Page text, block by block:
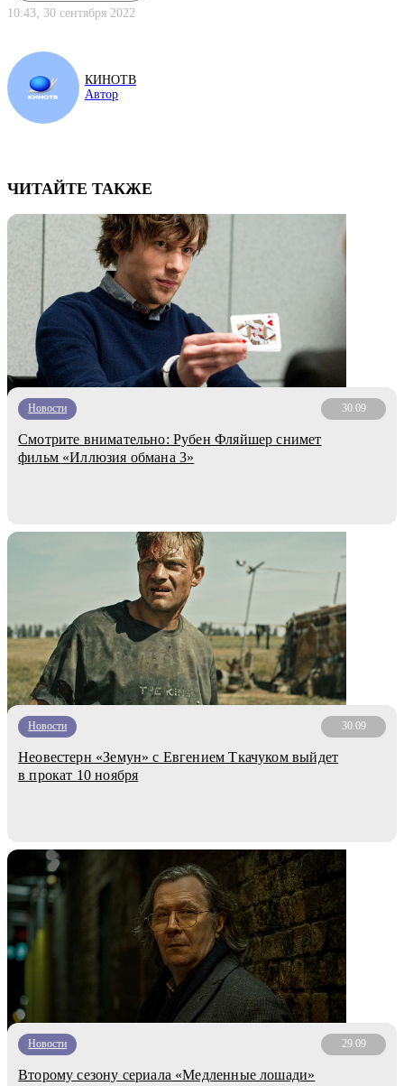
10:43, 30 сентября 2022
КИНОТВ
Автор
ЧИТАЙТЕ ТАКЖЕ
Новости 30.09
Смотрите внимательно: Рубен Фляйшер снимет
фильм «Иллюзия обмана 3»
Новости 30.09
Неовестерн «Земун» с Евгением Ткачуком выйдет
в прокат 10 ноября
Новости 29.09
Второму сезону сериала «Медленные лошади»